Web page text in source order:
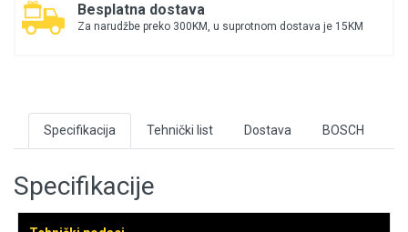
Besplatna dostava
Za narudžbe preko 300KM, u suprotnom dostava je 15KM
Specifikacija Tehnički list Dostava BOSCH
Specifikacije